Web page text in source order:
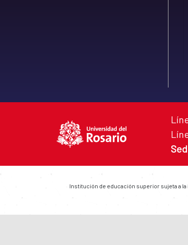
Institución de educación superior sujeta a